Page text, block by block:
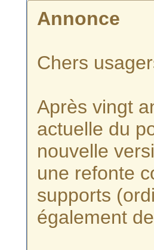
Annonce
Chers
Après vingt
actuelle du
nouvelle
une refonte
supports
également